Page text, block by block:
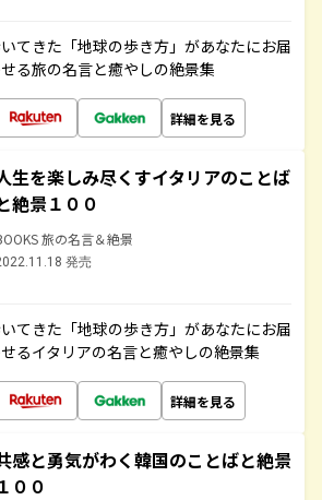
てきた「地球の歩き方」があなたにお届
る旅の名言と癒やしの絶景集
詳細を見る
生を楽しみ尽くすイタリアのことば
絶景１００
旅の名言＆絶景
発売
てきた「地球の歩き方」があなたにお届
るイタリアの名言と癒やしの絶景集
詳細を見る
感と勇気がわく韓国のことばと絶景
００